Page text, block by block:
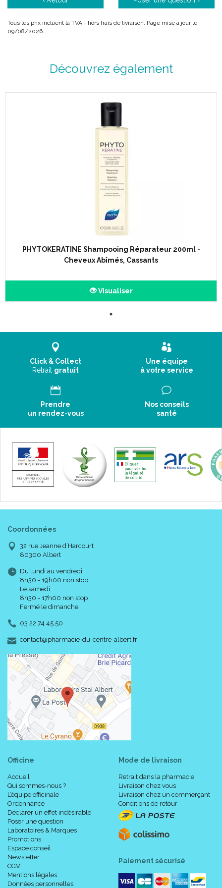
Tous les prix incluent la TVA - hors frais de livraison. Page mise à jour le
09/08/2026.
Découvrez également
PHYTOKERATINE Shampooing Réparateur 200ml -
Cheveux Abîmés, Cassants
Visualiser
Click & Collect
Retrait gratuit
Une équipe
à votre service
Prendre
un rendez-vous
Nos conseils
santé
Coordonnées
32 rue Jeanne d’Harcourt
80300 Albert
Du lundi au vendredi
8h30 - 19h00 non stop
Le samedi
8h30 - 17h00 non stop
Fermé le dimanche
03 22 74 45 50
contact-
@-
pharmacie-du-centre-albert.fr
Officine
Accueil
Qui sommes-nous ?
L’équipe officinale
Ordonnance
Déclarer un effet indésirable
Poser une question
Laboratoires & Marques
Promotions
Espace conseil
Newsletter
CGV
Mentions légales
Données personnelles
Mode de livraison
Retrait dans la pharmacie
Livraison chez vous
Livraison chez un commerçant
Conditions de retour
Paiement sécurisé